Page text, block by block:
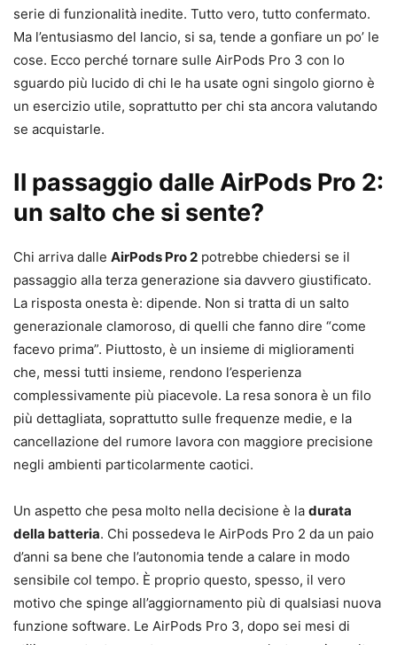
serie di funzionalità inedite. Tutto vero, tutto confermato.
Ma l’entusiasmo del lancio, si sa, tende a gonfiare un po’ le
cose. Ecco perché tornare sulle AirPods Pro 3 con lo
sguardo più lucido di chi le ha usate ogni singolo giorno è
un esercizio utile, soprattutto per chi sta ancora valutando
se acquistarle.
Il passaggio dalle AirPods Pro 2:
un salto che si sente?
Chi arriva dalle AirPods Pro 2 potrebbe chiedersi se il
passaggio alla terza generazione sia davvero giustificato.
La risposta onesta è: dipende. Non si tratta di un salto
generazionale clamoroso, di quelli che fanno dire “come
facevo prima”. Piuttosto, è un insieme di miglioramenti
che, messi tutti insieme, rendono l’esperienza
complessivamente più piacevole. La resa sonora è un filo
più dettagliata, soprattutto sulle frequenze medie, e la
cancellazione del rumore lavora con maggiore precisione
negli ambienti particolarmente caotici.
Un aspetto che pesa molto nella decisione è la durata
della batteria. Chi possedeva le AirPods Pro 2 da un paio
d’anni sa bene che l’autonomia tende a calare in modo
sensibile col tempo. È proprio questo, spesso, il vero
motivo che spinge all’aggiornamento più di qualsiasi nuova
funzione software. Le AirPods Pro 3, dopo sei mesi di